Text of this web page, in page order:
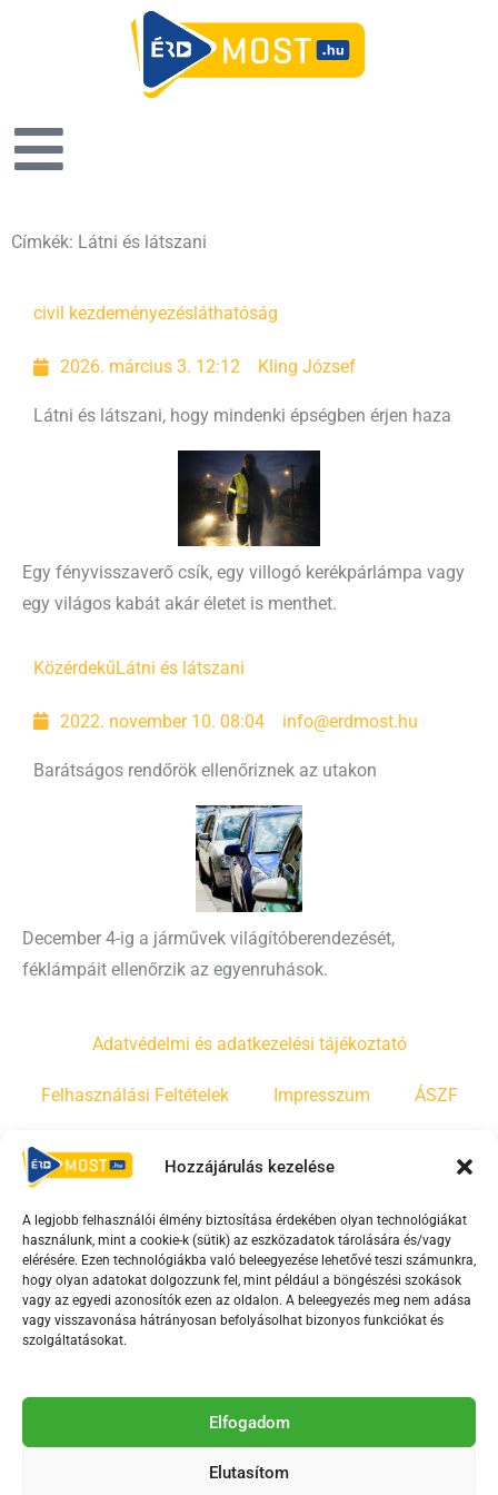
Hozzájárulás kezelése
A legjobb felhasználói élmény biztosítása érdekében olyan technológiákat
használunk, mint a cookie-k (sütik) az eszközadatok tárolására és/vagy
elérésére. Ezen technológiákba való beleegyezése lehetővé teszi számunkra,
hogy olyan adatokat dolgozzunk fel, mint például a böngészési szokások
vagy az egyedi azonosítók ezen az oldalon. A beleegyezés meg nem adása
vagy visszavonása hátrányosan befolyásolhat bizonyos funkciókat és
szolgáltatásokat.
Elfogadom
Elutasítom
Címkék: Látni és látszani
civil kezdeményezés láthatóság
2026. március 3. 12:12 Kling József
Látni és látszani, hogy mindenki épségben érjen haza
Egy fényvisszaverő csík, egy villogó kerékpárlámpa vagy
egy világos kabát akár életet is menthet.
KözérdekűLátni és látszani
2022. november 10. 08:04 info@erdmost.hu
Barátságos rendőrök ellenőriznek az utakon
December 4-ig a járművek világítóberendezését,
féklámpáit ellenőrzik az egyenruhások.
Adatvédelmi és adatkezelési tájékoztató
Felhasználási Feltételek Impresszum ÁSZF
Irányelvek
F
a
c
e
b
o
-
Y
o
u
t
u
e
s
T
i
k
t
Az Érd Média médiaszolgáltatási tevékenységét a
Médiatanács a Magyar Média Mecenatúra program